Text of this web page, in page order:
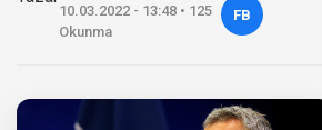
10.03.2022 - 13:48 • 125
Okunma
FB